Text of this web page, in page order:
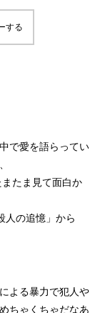
する
で愛を語らってい
たま見て面白か
人の追憶」から
よる暴力で犯人や
ちゃくちゃだなあ